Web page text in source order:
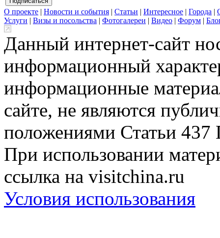
О проекте | Новости и события | Статьи | Интересное | Города |
Услуги | Визы и посольства | Фотогалереи | Видео | Форум |
Данный интернет-сайт
информационный
информационные
сайте, не являются
положениями Статьи 437
При использовании
ссылка на visitchina.ru
Условия использования